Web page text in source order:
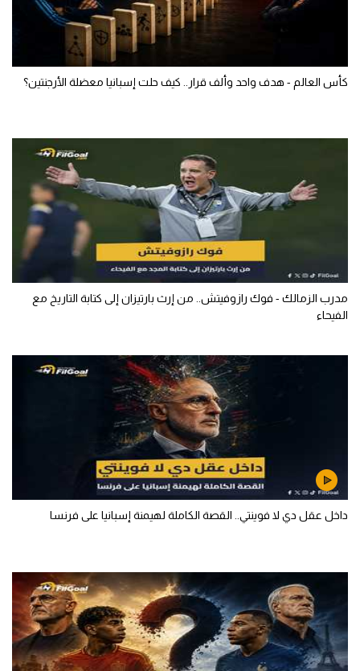
كأس العالم - هدف واحد وألف قرار.. كيف حلت إسبانيا معضلة الأرجنتين؟
مدرب الزمالك - فوك رازوفيتش.. من إرث بارتيزان إلى كتابة التاريخ مع
الفيحاء
داخل عقل دي لا فوينتي.. القصة الكاملة لهيمنة إسبانيا على فرنسا